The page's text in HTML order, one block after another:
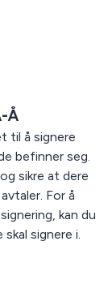
Å
til å signere
befinner seg.
sikre at dere
For å
kan du
signere i.